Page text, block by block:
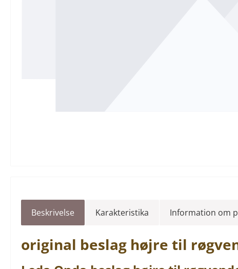
Beskrivelse Karakteristika Information om
original beslag højre til